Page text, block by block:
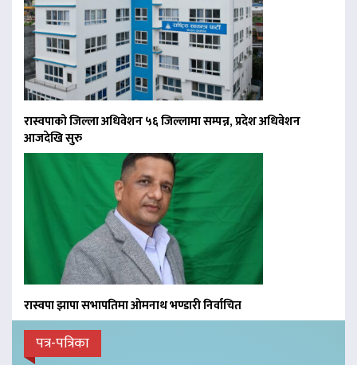
रास्वपाको जिल्ला अधिवेशन ५६ जिल्लामा सम्पन्न, प्रदेश अधिवेशन
आजदेखि सुरु
रास्वपा झापा सभापतिमा ओमनाथ भण्डारी निर्वाचित
पत्र-पत्रिका